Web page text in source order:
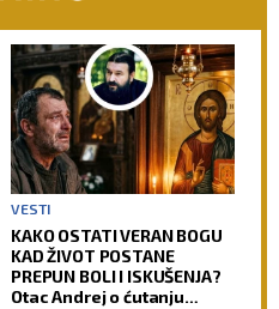
VESTI
KAKO OSTATI VERAN BOGU
KAD ŽIVOT POSTANE
PREPUN BOLI I ISKUŠENJA?
Otac Andrej o ćutanju